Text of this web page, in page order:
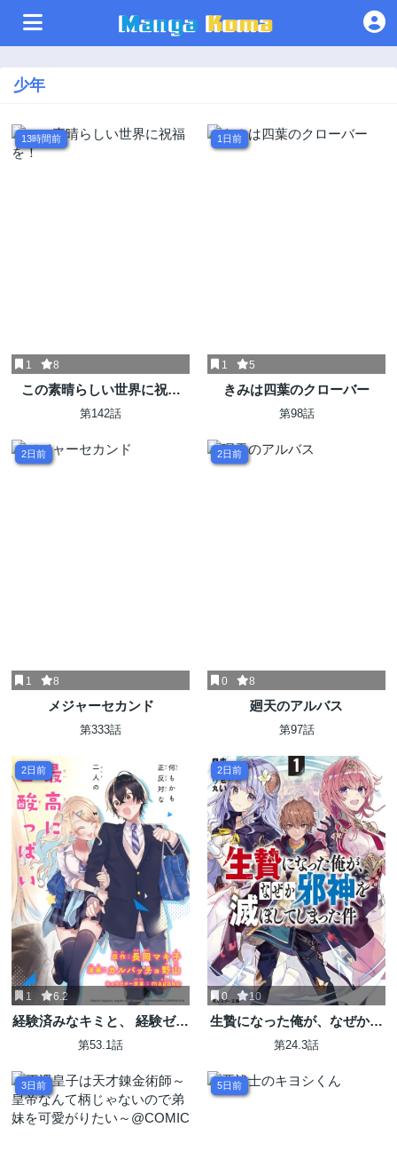
少年
13時間前
1 8
この素晴らしい世界に祝福
を！
第142話
1日前
1 5
きみは四葉のクローバー
第98話
2日前
1 8
メジャーセカンド
第333話
2日前
0 8
廻天のアルバス
第97話
2日前
1 6.2
経験済みなキミと、 経験ゼロ
なオレが、 お付き合いする話
第53.1話
2日前
0 10
生贄になった俺が、なぜか邪
神を滅ぼしてしまった件
第24.3話
3日前 5日前